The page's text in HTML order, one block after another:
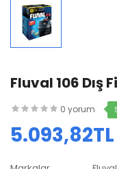
Fluval 106 Dış
0 yorum
5.093,82TL